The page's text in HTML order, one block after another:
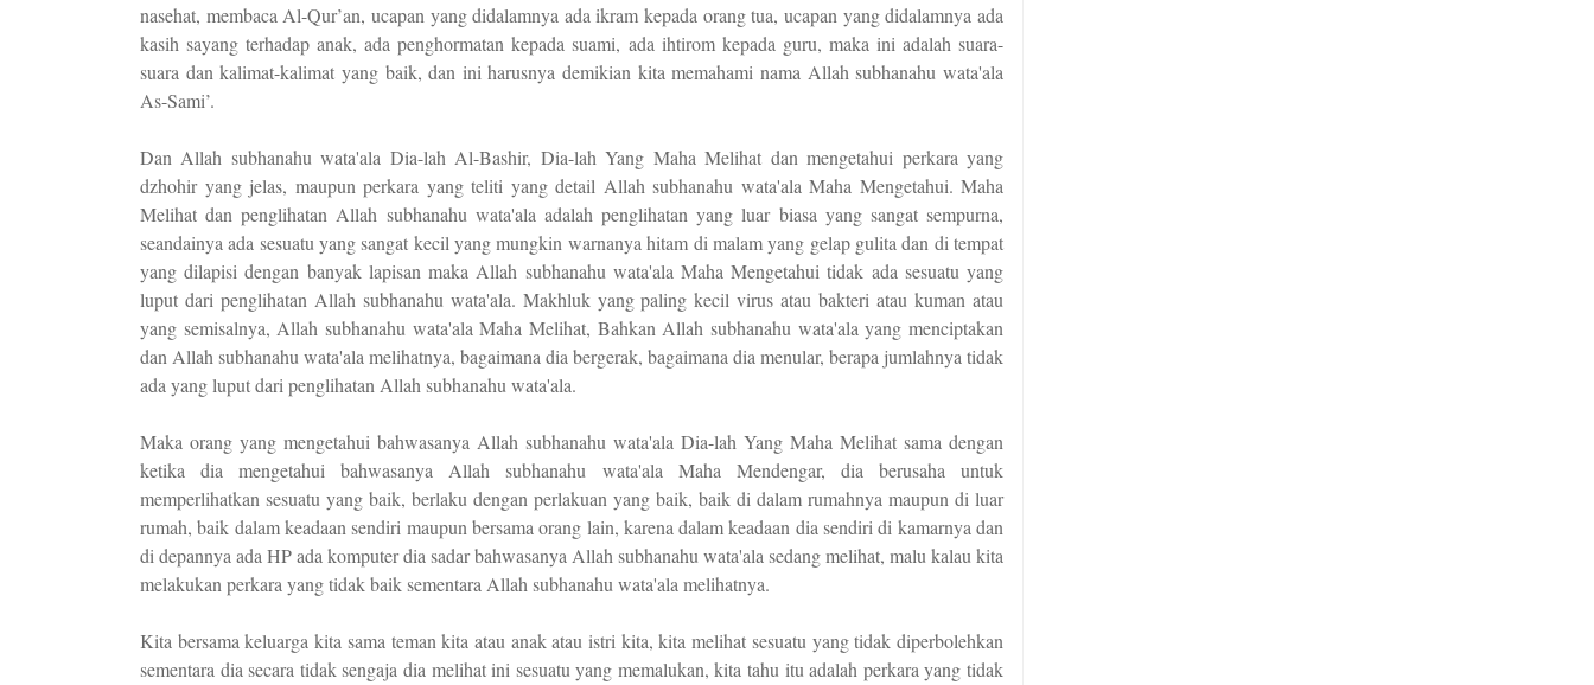
nasehat, membaca Al-Qur’an, ucapan yang didalamnya ada ikram kepada orang tua, ucapan yang didalamnya ada
kasih sayang terhadap anak, ada penghormatan kepada suami, ada ihtirom kepada guru, maka ini adalah suara-
suara dan kalimat-kalimat yang baik, dan ini harusnya demikian kita memahami nama Allah subhanahu wata'ala
As-Sami’.
Dan Allah subhanahu wata'ala Dia-lah Al-Bashir, Dia-lah Yang Maha Melihat dan mengetahui perkara yang
dzhohir yang jelas, maupun perkara yang teliti yang detail Allah subhanahu wata'ala Maha Mengetahui. Maha
Melihat dan penglihatan Allah subhanahu wata'ala adalah penglihatan yang luar biasa yang sangat sempurna,
seandainya ada sesuatu yang sangat kecil yang mungkin warnanya hitam di malam yang gelap gulita dan di tempat
yang dilapisi dengan banyak lapisan maka Allah subhanahu wata'ala Maha Mengetahui tidak ada sesuatu yang
luput dari penglihatan Allah subhanahu wata'ala. Makhluk yang paling kecil virus atau bakteri atau kuman atau
yang semisalnya, Allah subhanahu wata'ala Maha Melihat, Bahkan Allah subhanahu wata'ala yang menciptakan
dan Allah subhanahu wata'ala melihatnya, bagaimana dia bergerak, bagaimana dia menular, berapa jumlahnya tidak
ada yang luput dari penglihatan Allah subhanahu wata'ala.
Maka orang yang mengetahui bahwasanya Allah subhanahu wata'ala Dia-lah Yang Maha Melihat sama dengan
ketika dia mengetahui bahwasanya Allah subhanahu wata'ala Maha Mendengar, dia berusaha untuk
memperlihatkan sesuatu yang baik, berlaku dengan perlakuan yang baik, baik di dalam rumahnya maupun di luar
rumah, baik dalam keadaan sendiri maupun bersama orang lain, karena dalam keadaan dia sendiri di kamarnya dan
di depannya ada HP ada komputer dia sadar bahwasanya Allah subhanahu wata'ala sedang melihat, malu kalau kita
melakukan perkara yang tidak baik sementara Allah subhanahu wata'ala melihatnya.
Kita bersama keluarga kita sama teman kita atau anak atau istri kita, kita melihat sesuatu yang tidak diperbolehkan
sementara dia secara tidak sengaja dia melihat ini sesuatu yang memalukan, kita tahu itu adalah perkara yang tidak